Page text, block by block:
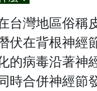
台灣地區俗稱
伏在背根神經
的病毒沿著神
時合併神經節